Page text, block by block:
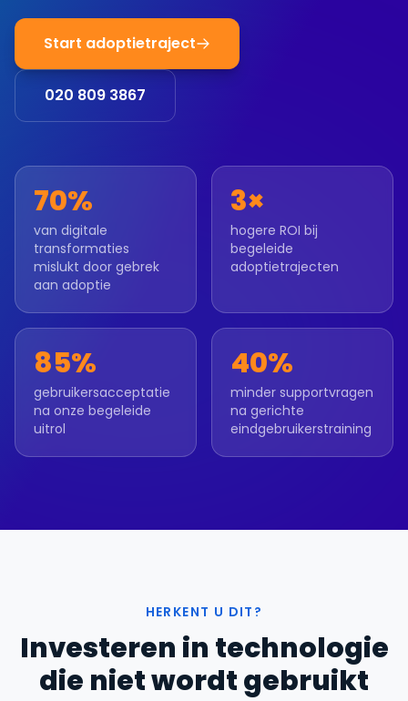
Start adoptietraject
020 809 3867
70%
van digitale
transformaties
mislukt door gebrek
aan adoptie
3×
hogere ROI bij
begeleide
adoptietrajecten
85%
gebruikersacceptatie
na onze begeleide
uitrol
40%
minder supportvragen
na gerichte
eindgebruikerstraining
HERKENT U DIT?
Investeren in technologie
die niet wordt gebruikt